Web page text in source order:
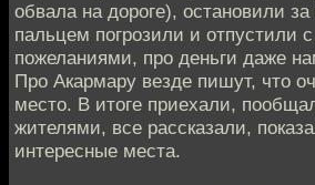
обвала на дороге), остановили
пальцем погрозили и отпустили
пожеланиями, про деньги даже
Про Акармару везде пишут, что
место. В итоге приехали,
жителями, все рассказали,
интересные места.